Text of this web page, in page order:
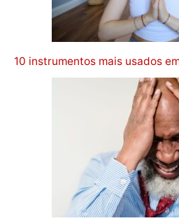
10 instrumentos mais usados